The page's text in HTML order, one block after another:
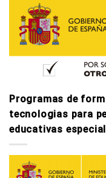
Programas de
tecnologi­as para
educativas